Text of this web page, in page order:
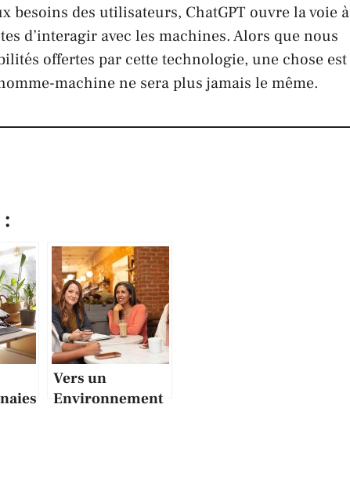
besoins des utilisateurs, ChatGPT ouvre la voie à
d’interagir avec les machines. Alors que nous
offertes par cette technologie, une chose est
machine ne sera plus jamais le même.
Vers un
Environnement